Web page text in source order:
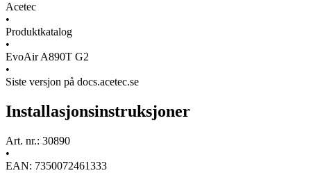
Acetec
•
Produktkatalog
•
EvoAir A890T G2
•
Siste versjon på docs.acetec.se
Installasjonsinstruksjoner
Art. nr.: 30890
•
EAN: 7350072461333